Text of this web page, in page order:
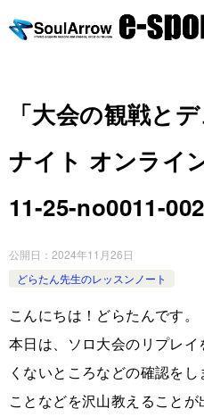
「大会の観戦と
ナイト オンライ
11-25-no0011-
公開日： 2024年11月26日
どらたん先生のレッスンノート
こんにちは！どらたんです。
本日は、ソロ大会のリプレ
くないところなどの確認を
ことなどを沢山教えること